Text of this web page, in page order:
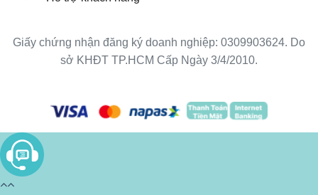
Giấy chứng nhận đăng ký doanh nghiệp: 0309903624. Do
sở KHĐT TP.HCM Cấp Ngày 3/4/2010.